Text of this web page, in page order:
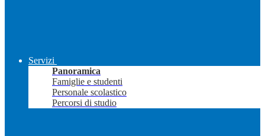
Servizi
Panoramica
Famiglie e studenti
Personale scolastico
Percorsi di studio